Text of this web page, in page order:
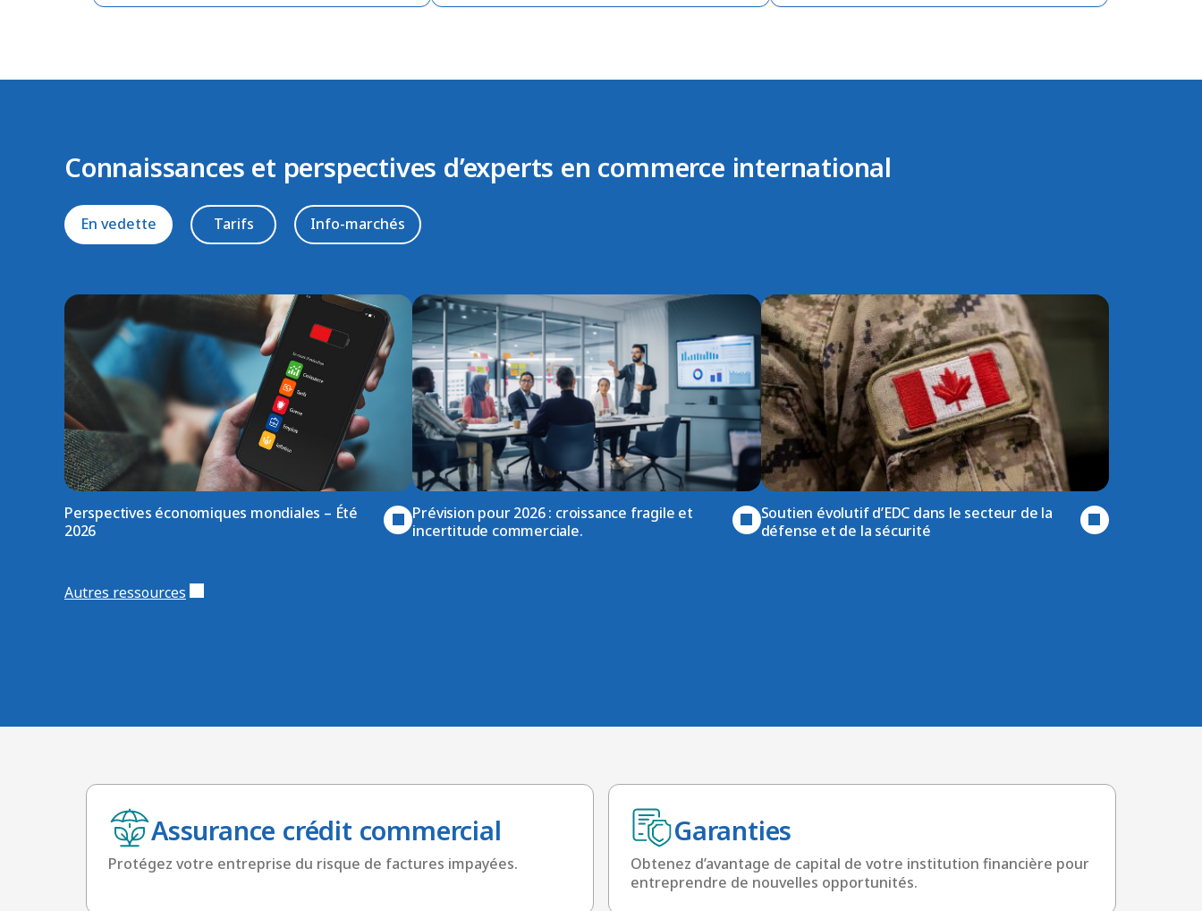
Connaissances et perspectives d’experts en commerce international
En vedette Tarifs Info-marchés
Perspectives économiques mondiales – Été
2026
Prévision pour 2026 : croissance fragile et
incertitude commerciale.
Soutien évolutif d’EDC dans le secteur de la
défense et de la sécurité
Autres ressources
Assurance crédit commercial
Protégez votre entreprise du risque de factures impayées.
Garanties
Obtenez d’avantage de capital de votre institution financière pour
entreprendre de nouvelles opportunités.